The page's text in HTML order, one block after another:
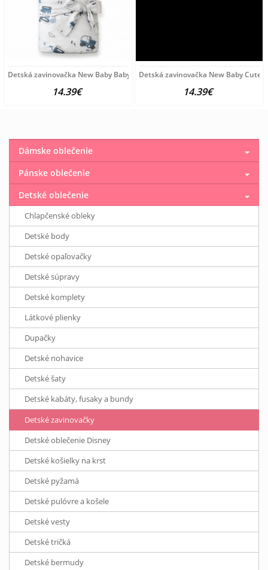
Detská zavinovačka New Baby Baby Machines 80x80 cm podľa obrázku
14.39€
Detská zavinovačka New Baby Cute
14.39€
Dámske oblečenie
Pánske oblečenie
Detské oblečenie
Chlapčenské obleky
Detské body
Detské opaľovačky
Detské súpravy
Detské komplety
Látkové plienky
Dupačky
Detské nohavice
Detské šaty
Detské kabáty, fusaky a bundy
Detské zavinovačky
Detské oblečenie Disney
Detské košielky na krst
Detské pyžamá
Detské pulóvre a košele
Detské vesty
Detské tričká
Detské bermudy